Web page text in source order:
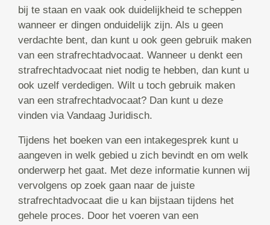
bij te staan en vaak ook duidelijkheid te scheppen
wanneer er dingen onduidelijk zijn. Als u geen
verdachte bent, dan kunt u ook geen gebruik maken
van een strafrechtadvocaat. Wanneer u denkt een
strafrechtadvocaat niet nodig te hebben, dan kunt u
ook uzelf verdedigen. Wilt u toch gebruik maken
van een strafrechtadvocaat? Dan kunt u deze
vinden via Vandaag Juridisch.
Tijdens het boeken van een intakegesprek kunt u
aangeven in welk gebied u zich bevindt en om welk
onderwerp het gaat. Met deze informatie kunnen wij
vervolgens op zoek gaan naar de juiste
strafrechtadvocaat die u kan bijstaan tijdens het
gehele proces. Door het voeren van een